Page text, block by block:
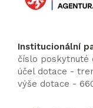
Institucionální
číslo poskytnuté
účel dotace -
výše dotace -